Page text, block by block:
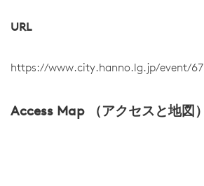
URL
https://www.city.hanno.lg.jp/event/67
Access Map （アクセスと地図）